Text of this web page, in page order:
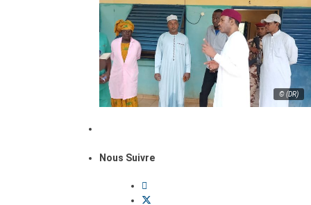
© (DR)
Nous Suivre